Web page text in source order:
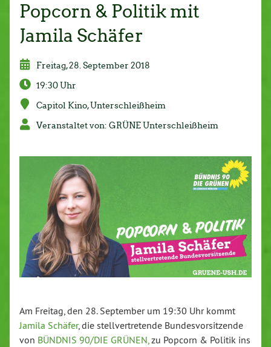
Popcorn & Politik mit
Jamila Schäfer
Freitag, 28. September 2018
19:30 Uhr
Capitol Kino, Un­ter­schleiß­heim
Ver­an­stal­tet von: GRÜNE Un­ter­schleiß­heim
Am Freitag, den 28. September um 19:30 Uhr kommt
Jamila Schäfer, die stell­ver­tre­ten­de Bun­des­vor­sit­zen­de
von BÜNDNIS 90/DIE GRÜNEN, zu Popcorn & Politik ins